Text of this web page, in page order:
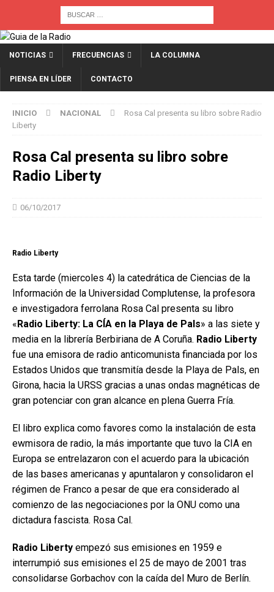
NOTICIAS FRECUENCIAS LA COLUMNA
PIENSA EN LÍDER CONTACTO
INICIO NACIONAL
Rosa Cal presenta su libro sobre Radio
Liberty
Rosa Cal presenta su libro sobre
Radio Liberty
06/10/2017
Radio Liberty
Esta tarde (miercoles 4) la catedrática de Ciencias de la
Información de la Universidad Complutense, la profesora
e investigadora ferrolana Rosa Cal presenta su libro
«Radio Liberty: La CÍA en la Playa de Pals» a las siete y
media en la librería Berbiriana de A Coruña. Radio Liberty
fue una emisora de radio anticomunista financiada por los
Estados Unidos que transmitía desde la Playa de Pals, en
Girona, hacia la URSS gracias a unas ondas magnéticas de
gran potenciar con gran alcance en plena Guerra Fría.
El libro explica como favores como la instalación de esta
ewmisora de radio, la más importante que tuvo la CIA en
Europa se entrelazaron con el acuerdo para la ubicación
de las bases americanas y apuntalaron y consolidaron el
régimen de Franco a pesar de que era considerado al
comienzo de las negociaciones por la ONU como una
dictadura fascista. Rosa Cal.
Radio Liberty empezó sus emisiones en 1959 e
interrumpió sus emisiones el 25 de mayo de 2001 tras
consolidarse Gorbachov con la caída del Muro de Berlín.